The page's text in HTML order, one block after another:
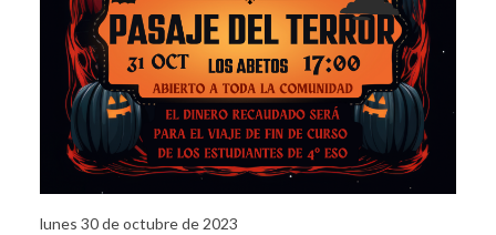
lunes 30 de octubre de 2023